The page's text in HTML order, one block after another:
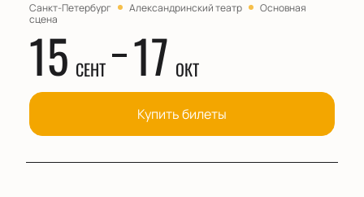
Санкт-Петербург Александринский театр
Основная
сцена
15 СЕНТ 17 ОКТ
Купить билеты